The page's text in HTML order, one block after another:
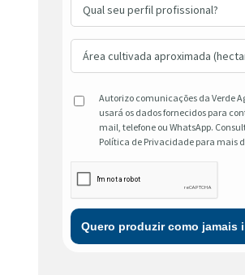
Autorizo comunicações da Verde
usará os dados fornecidos para
mail, telefone ou WhatsApp.
Política de Privacidade para mais